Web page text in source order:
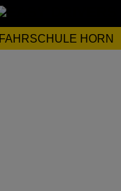
FAHRSCHULE HORN